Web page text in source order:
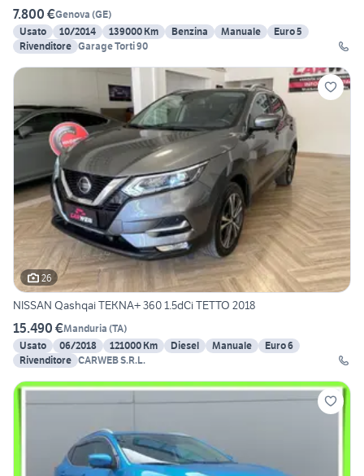
7.800 €Genova (GE)
Usato
10/2014 139000 Km Benzina Manuale
Euro 5
Rivenditore Garage Torti 90
26
NISSAN Qashqai TEKNA+ 360 1.5dCi TETTO 2018
15.490 €Manduria (TA)
Usato
06/2018 121000 Km Diesel Manuale
Euro 6
Rivenditore CARWEB S.R.L.